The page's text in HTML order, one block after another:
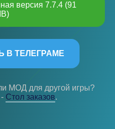
версия 7.7.4 (91
В ТЕЛЕГРАМЕ
МОД для другой игры?
Cтол заказов.